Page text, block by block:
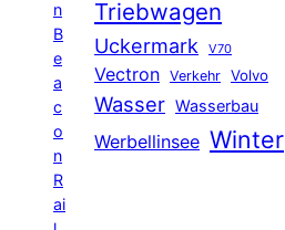
n
B
e
a
c
o
n
R
ai
Triebwagen
Uckermark V70
Vectron Verkehr Volvo
Wasser Wasserbau
Werbellinsee Winter